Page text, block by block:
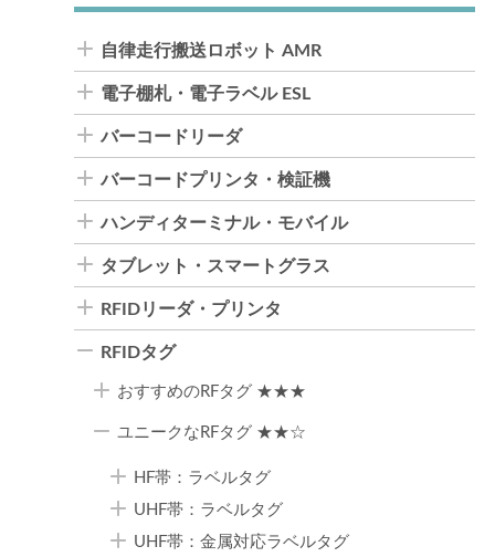
自律走行搬送ロボット AMR
電子棚札・電子ラベル ESL
バーコードリーダ
バーコードプリンタ・検証機
ハンディターミナル・モバイル
タブレット・スマートグラス
RFIDリーダ・プリンタ
RFIDタグ
おすすめのRFタグ ★★★
ユニークなRFタグ ★★☆
HF帯：ラベルタグ
UHF帯：ラベルタグ
UHF帯：金属対応ラベルタグ